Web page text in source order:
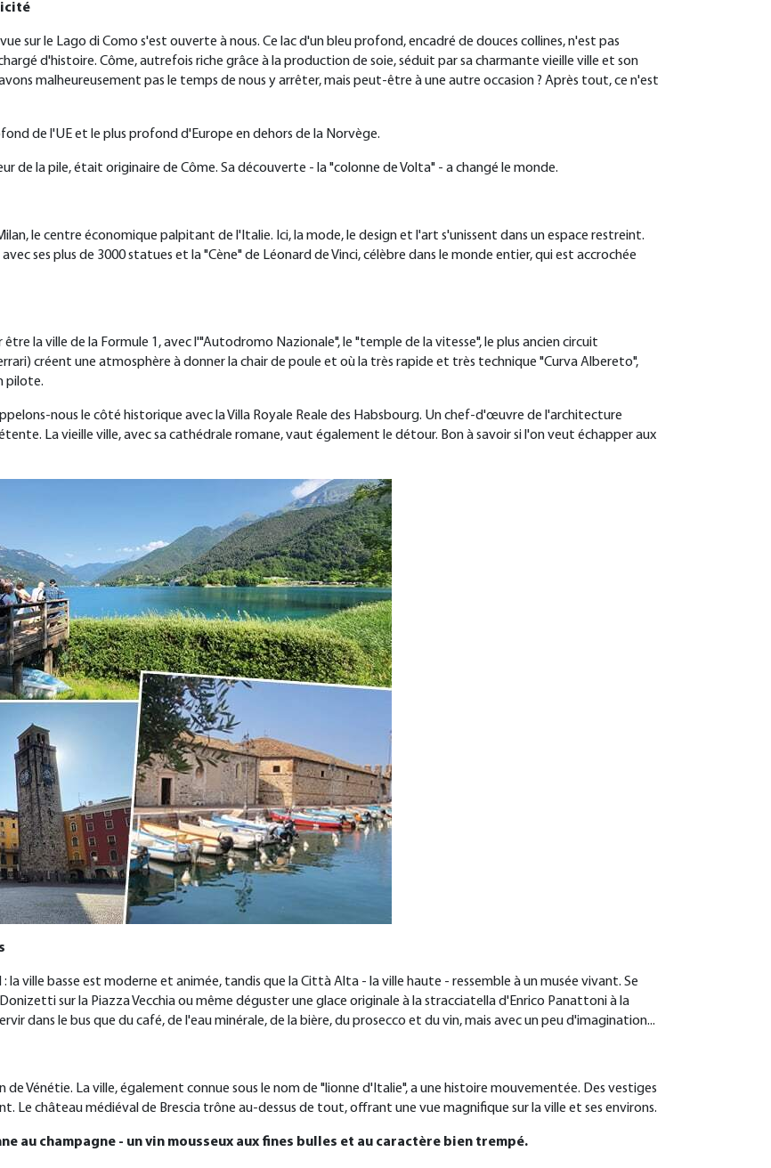
sur le Lago di Como s'est ouverte à nous. Ce lac d'un bleu profond, encadré de douces collines, n'est pas
d'histoire. Côme, autrefois riche grâce à la production de soie, séduit par sa charmante vieille ville et son
malheureusement pas le temps de nous y arrêter, mais peut-être à une autre occasion ? Après tout, ce n'est
de l'UE et le plus profond d'Europe en dehors de la Norvège.
de la pile, était originaire de Côme. Sa découverte - la "colonne de Volta" - a changé le monde.
le centre économique palpitant de l'Italie. Ici, la mode, le design et l'art s'unissent dans un espace restreint.
ses plus de 3000 statues et la "Cène" de Léonard de Vinci, célèbre dans le monde entier, qui est accrochée
la ville de la Formule 1, avec l'"Autodromo Nazionale", le "temple de la vitesse", le plus ancien circuit
créent une atmosphère à donner la chair de poule et où la très rapide et très technique "Curva Albereto",
pilote.
nous le côté historique avec la Villa Royale Reale des Habsbourg. Un chef-d'œuvre de l'architecture
La vieille ville, avec sa cathédrale romane, vaut également le détour. Bon à savoir si l'on veut échapper aux
ville basse est moderne et animée, tandis que la Città Alta - la ville haute - ressemble à un musée vivant. Se
sur la Piazza Vecchia ou même déguster une glace originale à la stracciatella d'Enrico Panattoni à la
dans le bus que du café, de l'eau minérale, de la bière, du prosecco et du vin, mais avec un peu d'imagination...
Vénétie. La ville, également connue sous le nom de "lionne d'Italie", a une histoire mouvementée. Des vestiges
Le château médiéval de Brescia trône au-dessus de tout, offrant une vue magnifique sur la ville et ses environs.
au champagne - un vin mousseux aux fines bulles et au caractère bien trempé.